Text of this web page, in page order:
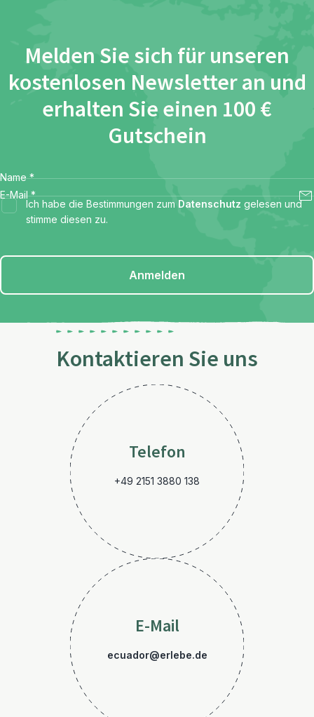
Melden Sie sich für unseren
kostenlosen Newsletter an und
erhalten Sie einen 100 €
Gutschein
Name *
E-Mail *
Ich habe die Bestimmungen zum Datenschutz gelesen und
stimme diesen zu.
Anmelden
Kontaktieren Sie uns
Telefon
+49 2151 3880 138
E-Mail
ecuador@erlebe.de